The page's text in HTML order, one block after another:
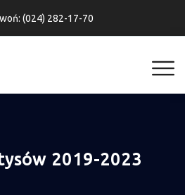
(024) 282-17-70
2019-2023